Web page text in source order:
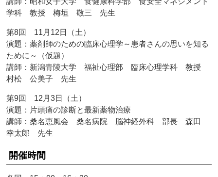
学科 教授 梅垣 敬三 先生
第8回 11月12日（土）
演題：薬剤師のための臨床心理学～患者さんの思いを知る
ために～（仮題）
講師：新潟青陵大学 福祉心理部 臨床心理学科 教授
村松 公美子 先生
第9回 12月3日（土）
演題：片頭痛の診断と最新薬物治療
講師：桑名恵風会 桑名病院 脳神経外科 部長 森田
幸太郎 先生
開催時間